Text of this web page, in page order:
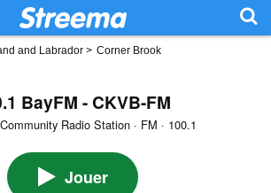
and Labrador > Corner Brook
BayFM - CKVB-FM
Radio Station · FM · 100.1
Jouer